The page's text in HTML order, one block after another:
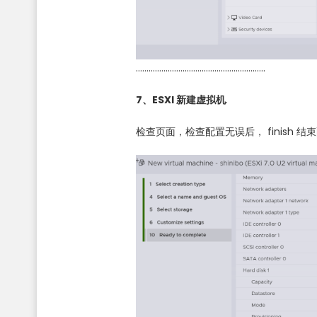
…………………………………………………….
7、ESXI 新建虚拟机.
检查页面，检查配置无误后， finish 结